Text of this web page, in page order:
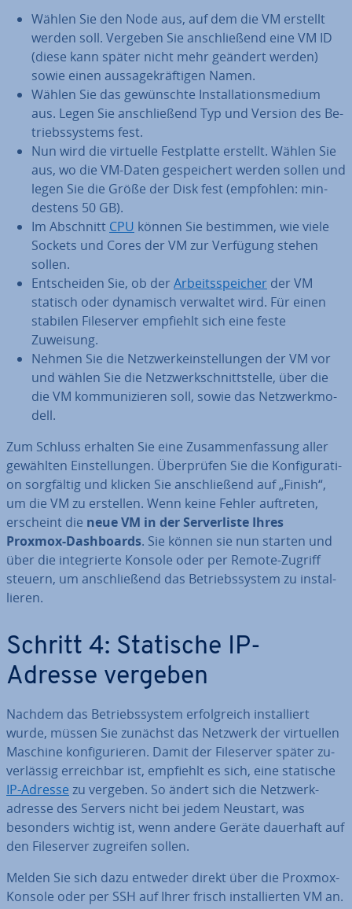
Wählen Sie den Node aus, auf dem die VM erstellt
werden soll. Vergeben Sie an­schlie­ßend eine VM ID
(diese kann später nicht mehr geändert werden)
sowie einen aus­sa­ge­kräf­ti­gen Namen.
Wählen Sie das ge­wünsch­te In­stal­la­ti­ons­me­di­um
aus. Legen Sie an­schlie­ßend Typ und Version des Be­
triebs­sys­tems fest.
Nun wird die virtuelle Fest­plat­te erstellt. Wählen Sie
aus, wo die VM-Daten ge­spei­chert werden sollen und
legen Sie die Größe der Disk fest (empfohlen: min­
des­tens 50 GB).
Im Abschnitt CPU können Sie bestimmen, wie viele
Sockets und Cores der VM zur Verfügung stehen
sollen.
Ent­schei­den Sie, ob der Ar­beits­spei­cher der VM
statisch oder dynamisch verwaltet wird. Für einen
stabilen File­ser­ver empfiehlt sich eine feste
Zuweisung.
Nehmen Sie die Netz­werk­ein­stel­lun­gen der VM vor
und wählen Sie die Netz­werk­schnitt­stel­le, über die
die VM kom­mu­ni­zie­ren soll, sowie das Netz­werk­mo­
dell.
Zum Schluss erhalten Sie eine Zu­sam­men­fas­sung aller
gewählten Ein­stel­lun­gen. Über­prü­fen Sie die Kon­fi­gu­ra­ti­
on sorg­fäl­tig und klicken Sie an­schlie­ßend auf „Finish“,
um die VM zu erstellen. Wenn keine Fehler auftreten,
erscheint die neue VM in der Ser­ver­lis­te Ihres
Proxmox-Da­sh­boards. Sie können sie nun starten und
über die in­te­grier­te Konsole oder per Remote-Zugriff
steuern, um an­schlie­ßend das Be­triebs­sys­tem zu in­stal­
lie­ren.
Schritt 4: Statische IP-
Adresse vergeben
Nachdem das Be­triebs­sys­tem er­folg­reich in­stal­liert
wurde, müssen Sie zunächst das Netzwerk der vir­tu­el­len
Maschine kon­fi­gu­rie­ren. Damit der File­ser­ver später zu­
ver­läs­sig er­reich­bar ist, empfiehlt es sich, eine statische
IP-Adresse zu vergeben. So ändert sich die Netz­werk­
adres­se des Servers nicht bei jedem Neustart, was
besonders wichtig ist, wenn andere Geräte dauerhaft auf
den File­ser­ver zugreifen sollen.
Melden Sie sich dazu entweder direkt über die Proxmox-
Konsole oder per SSH auf Ihrer frisch in­stal­lier­ten VM an.